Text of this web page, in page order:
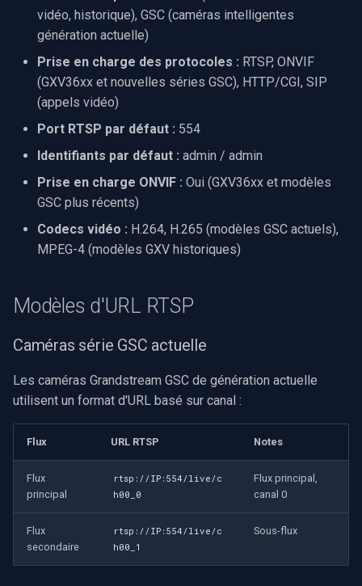
audio
Moteurs X
rendu vidéo WinForms
Texte sur une image vidéo
Désinstaller un filtre
VideoView définir une
personnalisée
Zoom sur une image vidéo
Pre-Event Recording
Serveur RTSP
Compositeur de vidéo en
direct
ElevenLabs
Spécial
Decklink
AMA
OpenCV
OpenGL
AWS
Spécifique à Windows
Spécifique à Linux
Spécifique à Apple
Compatibilité des codecs
Ressources connexes
Capture vidéo (WMV)
Crossbar d'entrée vidéo
vidéo, historique), GSC (caméras intelligentes
génération actuelle)
Prise en charge des protocoles : RTSP, ONVIF
(GXV36xx et nouvelles séries GSC), HTTP/CGI, SIP
(appels vidéo)
Port RTSP par défaut : 554
Identifiants par défaut : admin / admin
Prise en charge ONVIF : Oui (GXV36xx et modèles
GSC plus récents)
Codecs vidéo : H.264, H.265 (modèles GSC actuels),
MPEG-4 (modèles GXV historiques)
Modèles d'URL RTSP
Caméras série GSC actuelle
Les caméras Grandstream GSC de génération actuelle
utilisent un format d'URL basé sur canal :
Flux URL RTSP Notes
Flux
principal
rtsp://IP:554/live/c
h00_0
Flux principal,
canal 0
Flux
secondaire
rtsp://IP:554/live/c
h00_1
Sous-flux